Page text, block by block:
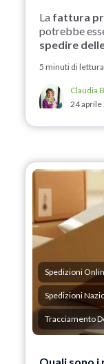
La fattura
potrebbe
spedire
5 minuti di lettura
Claudia
24 aprile
Spedizioni
Spedizioni
Tracciamento